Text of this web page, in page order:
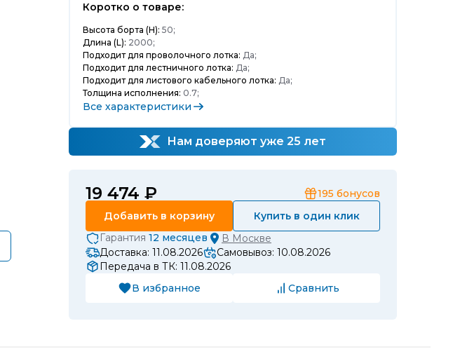
Коротко о товаре:
Высота борта (H): 50;
Длина (L): 2000;
Подходит для проволочного лотка: Да;
Подходит для лестничного лотка: Да;
Подходит для листового кабельного лотка: Да;
Толщина исполнения: 0.7;
Все характеристики
Нам доверяют уже 25 лет
19 474 ₽ 195 бонусов
Добавить в корзину
Купить в один клик
Гарантия 12 месяцев В Москве
Доставка: 11.08.2026
Самовывоз: 10.08.2026
Передача в ТК: 11.08.2026
В избранное
Сравнить